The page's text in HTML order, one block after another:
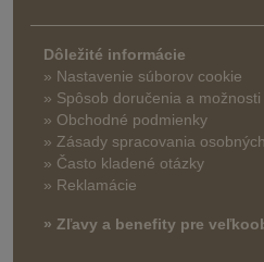
Dôležité informácie
» Nastavenie súborov cookie
» Spôsob doručenia a
» Obchodné podmienky
» Zásady spracovania
» Často kladené otázky
» Reklamácie
» Zľavy a benefity pre